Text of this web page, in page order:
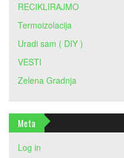
RECIKLIRAJMO
Termoizolacija
Uradi sam ( DIY )
VESTI
Zelena Gradnja
Meta
Log in